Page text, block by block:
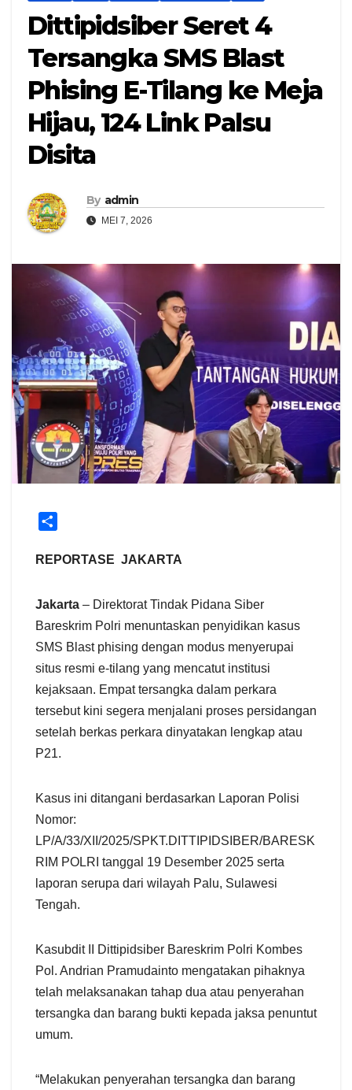
Dittipidsiber Seret 4
Tersangka SMS Blast
Phising E-Tilang ke Meja
Hijau, 124 Link Palsu
Disita
By admin
MEI 7, 2026
a
REPORTASE JAKARTA
Jakarta – Direktorat Tindak Pidana Siber
Bareskrim Polri menuntaskan penyidikan kasus
SMS Blast phising dengan modus menyerupai
situs resmi e-tilang yang mencatut institusi
kejaksaan. Empat tersangka dalam perkara
tersebut kini segera menjalani proses persidangan
setelah berkas perkara dinyatakan lengkap atau
P21.
Kasus ini ditangani berdasarkan Laporan Polisi
Nomor:
LP/A/33/XII/2025/SPKT.DITTIPIDSIBER/BARESK
RIM POLRI tanggal 19 Desember 2025 serta
laporan serupa dari wilayah Palu, Sulawesi
Tengah.
Kasubdit II Dittipidsiber Bareskrim Polri Kombes
Pol. Andrian Pramudainto mengatakan pihaknya
telah melaksanakan tahap dua atau penyerahan
tersangka dan barang bukti kepada jaksa penuntut
umum.
“Melakukan penyerahan tersangka dan barang